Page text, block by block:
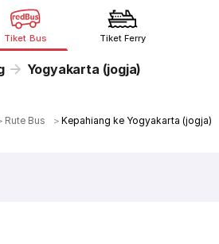
Tiket Bus Tiket Ferry
Yogyakarta (jogja)
Rute Bus ＞Kepahiang ke Yogyakarta (jogja)